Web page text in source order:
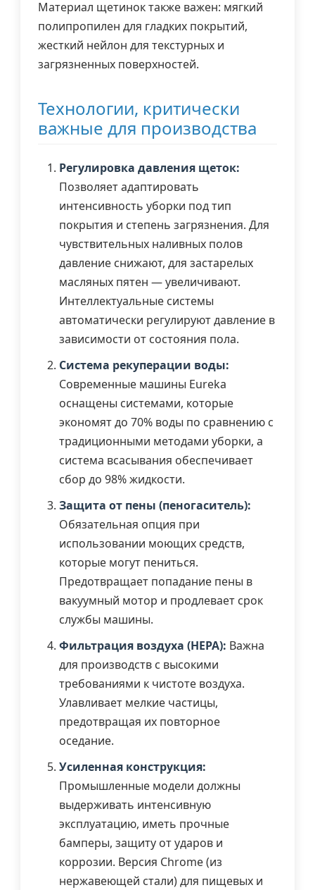
Материал щетинок также важен: мягкий
полипропилен для гладких покрытий,
жесткий нейлон для текстурных и
загрязненных поверхностей.
Технологии, критически
важные для производства
Регулировка давления щеток:
Позволяет адаптировать
интенсивность уборки под тип
покрытия и степень загрязнения. Для
чувствительных наливных полов
давление снижают, для застарелых
масляных пятен — увеличивают.
Интеллектуальные системы
автоматически регулируют давление в
зависимости от состояния пола.
Система рекуперации воды:
Современные машины Eureka
оснащены системами, которые
экономят до 70% воды по сравнению с
традиционными методами уборки, а
система всасывания обеспечивает
сбор до 98% жидкости.
Защита от пены (пеногаситель):
Обязательная опция при
использовании моющих средств,
которые могут пениться.
Предотвращает попадание пены в
вакуумный мотор и продлевает срок
службы машины.
Фильтрация воздуха (HEPA): Важна
для производств с высокими
требованиями к чистоте воздуха.
Улавливает мелкие частицы,
предотвращая их повторное
оседание.
Усиленная конструкция:
Промышленные модели должны
выдерживать интенсивную
эксплуатацию, иметь прочные
бамперы, защиту от ударов и
коррозии. Версия Chrome (из
нержавеющей стали) для пищевых и